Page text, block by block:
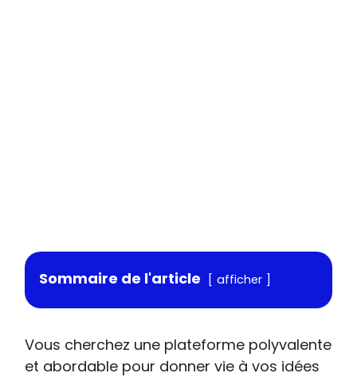
Sommaire de l'article afficher
Vous cherchez une plateforme polyvalente
et abordable pour donner vie à vos idées